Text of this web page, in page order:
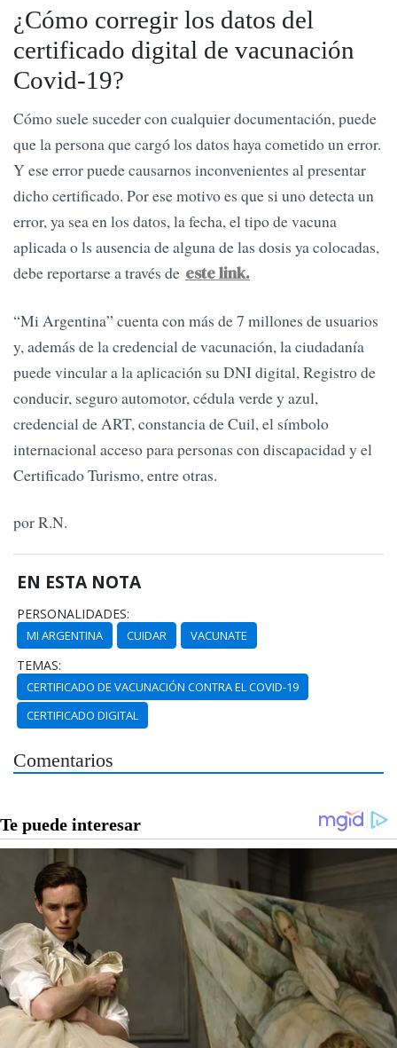
¿Cómo corregir los datos del
certificado digital de vacunación
Covid-19?
Cómo suele suceder con cualquier documentación, puede
que la persona que cargó los datos haya cometido un error.
Y ese error puede causarnos inconvenientes al presentar
dicho certificado. Por ese motivo es que si uno detecta un
error, ya sea en los datos, la fecha, el tipo de vacuna
aplicada o ls ausencia de alguna de las dosis ya colocadas,
debe reportarse a través de este link.
“Mi Argentina” cuenta con más de 7 millones de usuarios
y, además de la credencial de vacunación, la ciudadanía
puede vincular a la aplicación su DNI digital, Registro de
conducir, seguro automotor, cédula verde y azul,
credencial de ART, constancia de Cuil, el símbolo
internacional acceso para personas con discapacidad y el
Certificado Turismo, entre otras.
por R.N.
EN ESTA NOTA
PERSONALIDADES:
MI ARGENTINA CUIDAR VACUNATE
TEMAS:
CERTIFICADO DE VACUNACIÓN CONTRA EL COVID-19
CERTIFICADO DIGITAL
Comentarios